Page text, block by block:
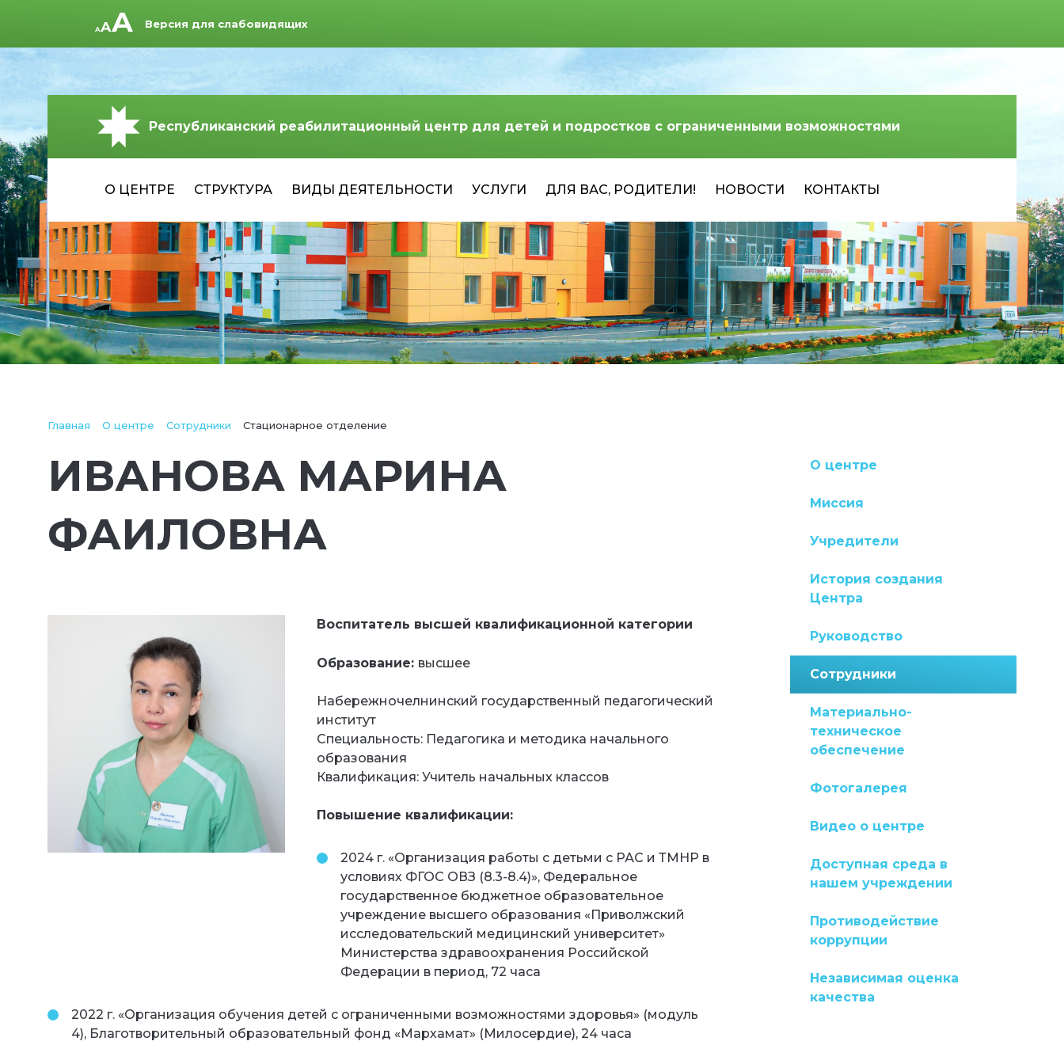
Версия для слабовидящих
Республиканский реабилитационный центр для детей и подростков с ограниченными возможностями
О ЦЕНТРЕ СТРУКТУРА ВИДЫ ДЕЯТЕЛЬНОСТИ УСЛУГИ ДЛЯ ВАС, РОДИТЕЛИ! НОВОСТИ КОНТАКТЫ
Главная О центре Сотрудники Стационарное отделение
ИВАНОВА МАРИНА
ФАИЛОВНА
Воспитатель высшей квалификационной категории
Образование: высшее
Набережночелнинский государственный педагогический
институт
Специальность: Педагогика и методика начального
образования
Квалификация: Учитель начальных классов
Повышение квалификации:
2024 г. «Организация работы с детьми с РАС и ТМНР в
условиях ФГОС ОВЗ (8.3-8.4)», Федеральное
государственное бюджетное образовательное
учреждение высшего образования «Приволжский
исследовательский медицинский университет»
Министерства здравоохранения Российской
Федерации в период, 72 часа
2022 г. «Организация обучения детей с ограниченными возможностями здоровья» (модуль
4), Благотворительный образовательный фонд «Мархамат» (Милосердие), 24 часа
О центре
Миссия
Учредители
История создания
Центра
Руководство
Сотрудники
Материально-
техническое
обеспечение
Фотогалерея
Видео о центре
Доступная среда в
нашем учреждении
Противодействие
коррупции
Независимая оценка
качества